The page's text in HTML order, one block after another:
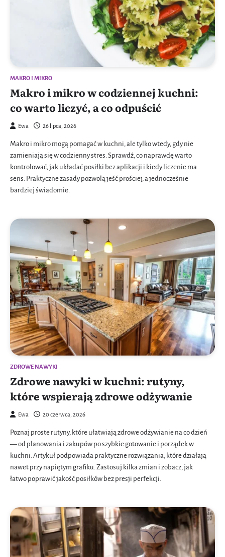
MAKRO I MIKRO
Makro i mikro w codziennej kuchni:
co warto liczyć, a co odpuścić
Ewa 26 lipca, 2026
Makro i mikro mogą pomagać w kuchni, ale tylko wtedy, gdy nie
zamieniają się w codzienny stres. Sprawdź, co naprawdę warto
kontrolować, jak układać posiłki bez aplikacji i kiedy liczenie ma
sens. Praktyczne zasady pozwolą jeść prościej, a jednocześnie
bardziej świadomie.
ZDROWE NAWYKI
Zdrowe nawyki w kuchni: rutyny,
które wspierają zdrowe odżywanie
Ewa 20 czerwca, 2026
Poznaj proste rutyny, które ułatwiają zdrowe odżywianie na co dzień
— od planowania i zakupów po szybkie gotowanie i porządek w
kuchni. Artykuł podpowiada praktyczne rozwiązania, które działają
nawet przy napiętym grafiku. Zastosuj kilka zmian i zobacz, jak
łatwo poprawić jakość posiłków bez presji perfekcji.